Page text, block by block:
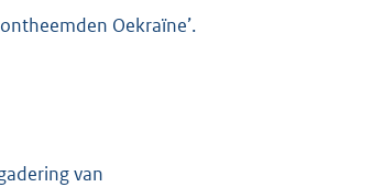
Oekraïne’.
van